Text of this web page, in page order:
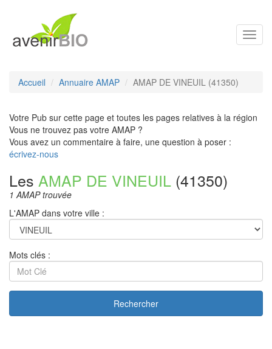
Accueil Annuaire AMAP AMAP DE VINEUIL (41350)
Votre Pub sur cette page et toutes les pages relatives à la région
Vous ne trouvez pas votre AMAP ?
Vous avez un commentaire à faire, une question à poser :
écrivez-nous
Les AMAP DE VINEUIL (41350)
1 AMAP trouvée
L'AMAP dans votre ville :
Mots clés :
Rechercher